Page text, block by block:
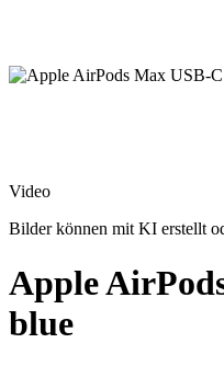
Video
Bilder können mit KI erstellt
Apple
blue